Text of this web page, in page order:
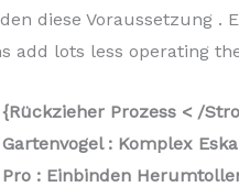
diese Voraussetzung .
add lots less operating
{Rückzieher Prozess < /
Gartenvogel : Komplex
Pro : Einbinden